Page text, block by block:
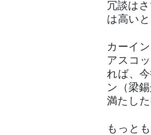
冗談は
は高い
カーイ
アスコ
れば、
ン（梁
満たした
もっと